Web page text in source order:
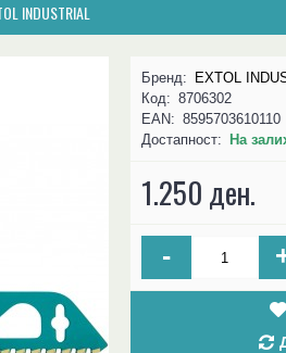
INDUSTRIAL
Бренд:
EXTOL
Код: 8706302
EAN: 8595703610110
Достапност:
На
1.250 ден.
-